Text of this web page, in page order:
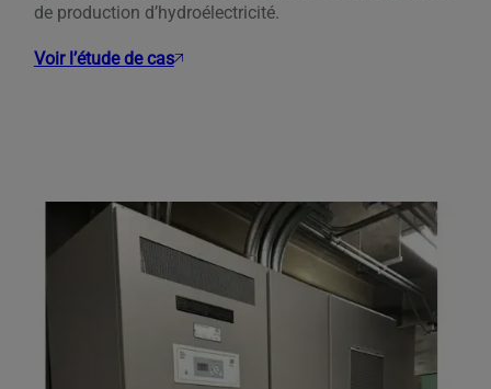
de production d’hydroélectricité.
Voir l’étude de cas